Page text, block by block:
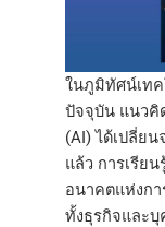
ในภูมิทัศน์เทค
ปัจจุบัน แนวคิ
(AI) ได้เปลี่ย
แล้ว การเรียน
อนาคตแห่งก
ทั้งธุรกิจและ